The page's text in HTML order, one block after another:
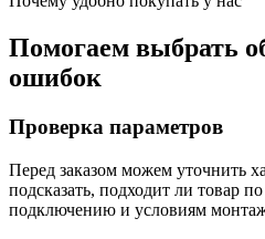
Помогаем выбрать
ошибок
Проверка параметров
Перед заказом можем уточнить
подсказать, подходит ли товар
подключению и условиям